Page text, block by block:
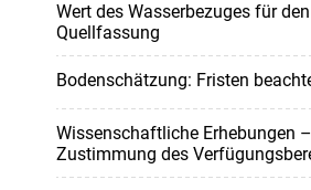
Wert des Wasserbezuges für
Quellfassung
Bodenschätzung: Fristen
Wissenschaftliche Erhebungen
Zustimmung des